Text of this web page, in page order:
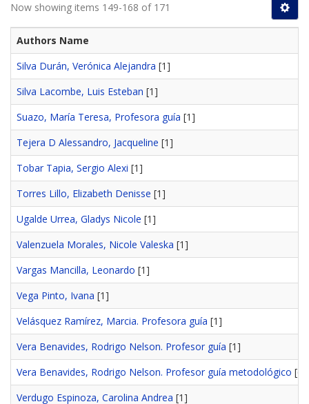
Now showing items 149-168 of 171
Authors Name
Silva Durán, Verónica Alejandra [1]
Silva Lacombe, Luis Esteban [1]
Suazo, María Teresa, Profesora guía [1]
Tejera D Alessandro, Jacqueline [1]
Tobar Tapia, Sergio Alexi [1]
Torres Lillo, Elizabeth Denisse [1]
Ugalde Urrea, Gladys Nicole [1]
Valenzuela Morales, Nicole Valeska [1]
Vargas Mancilla, Leonardo [1]
Vega Pinto, Ivana [1]
Velásquez Ramírez, Marcia. Profesora guía [1]
Vera Benavides, Rodrigo Nelson. Profesor guía [1]
Vera Benavides, Rodrigo Nelson. Profesor guía metodológico [6]
Verdugo Espinoza, Carolina Andrea [1]